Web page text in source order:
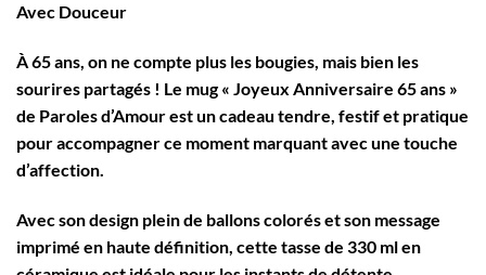
Avec Douceur
À 65 ans, on ne compte plus les bougies, mais bien les
sourires partagés ! Le mug « Joyeux Anniversaire 65 ans »
de Paroles d’Amourest un cadeau tendre, festif et pratique
pour accompagner ce moment marquant avec une touche
d’affection.
Avec sondesign plein de ballons coloréset son message
imprimé en haute définition, cette tasse de 330 ml en